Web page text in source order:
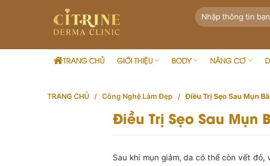
TRANG CHỦ GIỚI THIỆU BODY NÂNG CƠ
TRANG CHỦ / Công Nghệ Làm Đẹp / Điều Trị Sẹo Sau Mụn
Điều Trị Sẹo Sau Mụn
Sau khi mụn giảm, da có thể còn vết